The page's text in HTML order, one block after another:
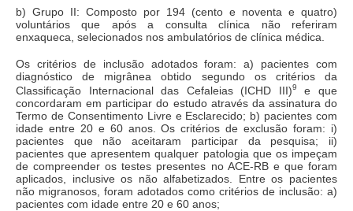
b) Grupo II: Composto por 194 (cento e noventa e quatro)
voluntários que após a consulta clínica não referiram
enxaqueca, selecionados nos ambulatórios de clínica médica.
Os critérios de inclusão adotados foram: a) pacientes com
diagnóstico de migrânea obtido segundo os critérios da
Classificação Internacional das Cefaleias (ICHD III)9
e que
concordaram em participar do estudo através da assinatura do
Termo de Consentimento Livre e Esclarecido; b) pacientes com
idade entre 20 e 60 anos. Os critérios de exclusão foram: i)
pacientes que não aceitaram participar da pesquisa; ii)
pacientes que apresentem qualquer patologia que os impeçam
de compreender os testes presentes no ACE-RB e que foram
aplicados, inclusive os não alfabetizados. Entre os pacientes
não migranosos, foram adotados como critérios de inclusão: a)
pacientes com idade entre 20 e 60 anos;